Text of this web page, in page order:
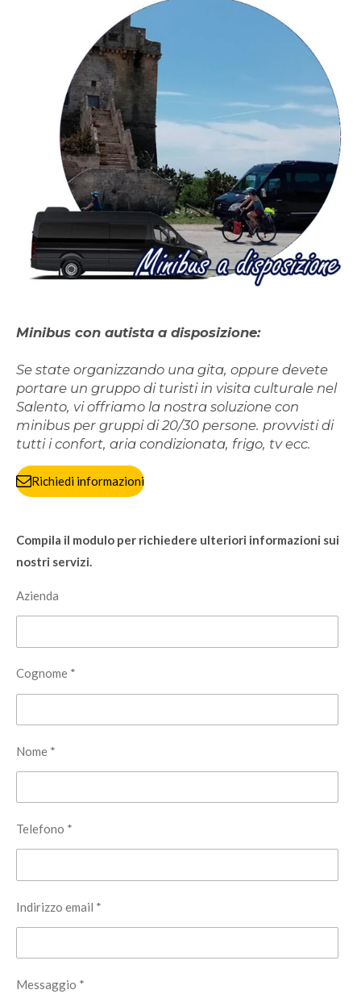
Minibus con autista a disposizione:
Se state organizzando una gita, oppure devete
portare un gruppo di turisti in visita culturale nel
Salento, vi offriamo la nostra soluzione con
minibus per gruppi di 20/30 persone. provvisti di
tutti i confort, aria condizionata, frigo, tv ecc.
Richiedi informazioni
Compila il modulo per richiedere ulteriori informazioni sui
nostri servizi.
Azienda
Cognome *
Nome *
Telefono *
Indirizzo email *
Messaggio *